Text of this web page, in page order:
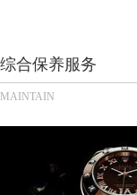
综合保养服务
MAINTAIN